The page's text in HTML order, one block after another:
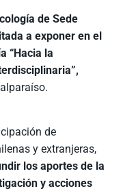
de Sede
a exponer en el
“Hacia la
de
y extranjeras,
los aportes de la
y acciones